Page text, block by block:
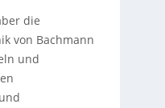
die
von Bachmann
und